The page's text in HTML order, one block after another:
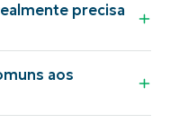
precisa
aos